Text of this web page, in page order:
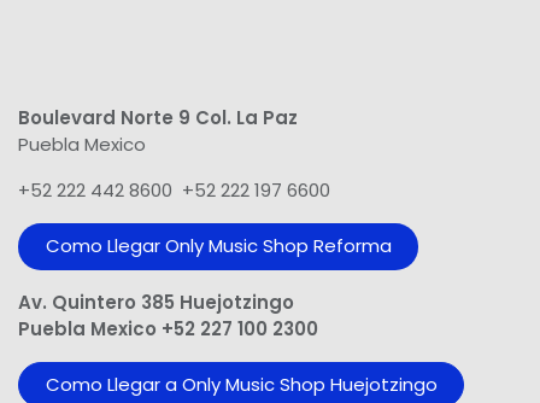
Boulevard Norte 9 Col. La Paz
Puebla Mexico
+52 222 442 8600 +52 222 197 6600
Como Llegar Only Music Shop​ Reforma
Av. Quintero 385 Huejotzingo
Puebla Mexico +52 227 100 2300
Como Llegar a Only Music Shop Huejotzingo